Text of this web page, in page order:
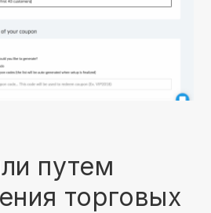
путем
торговых